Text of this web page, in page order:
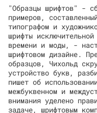
"Образцы шрифтов" -
примеров,
типографом и
шрифты
времени и моды, -
шрифтовом дизайне.
образцов, Чихольд
устройство букв,
пишет об
межбуквенном и
внимания уделено
задаче, шрифтовым